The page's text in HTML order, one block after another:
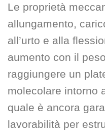
Le proprietà
allungamento,
all’urto e alla
aumento con il
raggiungere un
molecolare intorno
quale è ancora
lavorabilità per